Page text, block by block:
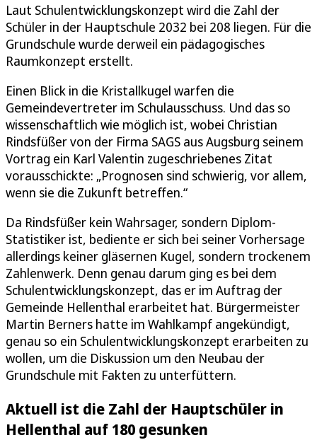
Laut Schulentwicklungskonzept wird die Zahl der
Schüler in der Hauptschule 2032 bei 208 liegen. Für die
Grundschule wurde derweil ein pädagogisches
Raumkonzept erstellt.
Einen Blick in die Kristallkugel warfen die
Gemeindevertreter im Schulausschuss. Und das so
wissenschaftlich wie möglich ist, wobei Christian
Rindsfüßer von der Firma SAGS aus Augsburg seinem
Vortrag ein Karl Valentin zugeschriebenes Zitat
vorausschickte: „Prognosen sind schwierig, vor allem,
wenn sie die Zukunft betreffen.“
Da Rindsfüßer kein Wahrsager, sondern Diplom-
Statistiker ist, bediente er sich bei seiner Vorhersage
allerdings keiner gläsernen Kugel, sondern trockenem
Zahlenwerk. Denn genau darum ging es bei dem
Schulentwicklungskonzept, das er im Auftrag der
Gemeinde Hellenthal erarbeitet hat. Bürgermeister
Martin Berners hatte im Wahlkampf angekündigt,
genau so ein Schulentwicklungskonzept erarbeiten zu
wollen, um die Diskussion um den Neubau der
Grundschule mit Fakten zu unterfüttern.
Aktuell ist die Zahl der Hauptschüler in
Hellenthal auf 180 gesunken